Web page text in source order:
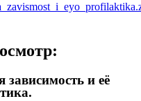
и её